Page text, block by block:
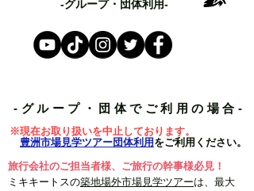
​-グループ・団体利用-
-グループ・団体でご利用の場合 -
※現在お取り扱いを中止しております。
豊洲市場見学ツアー団体利用 をご利用ください。
旅行会社のご担当者様、ご旅行の幹事様必見！​
ミキキートスの築地場外市場見学ツアーは、最大